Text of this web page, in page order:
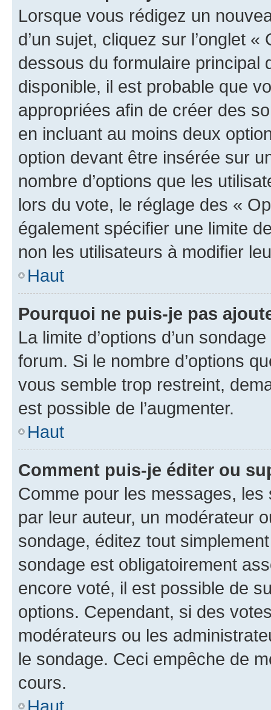
Lorsque vous rédigez un
d’un sujet, cliquez sur l’onglet
dessous du formulaire principal
disponible, il est probable que
appropriées afin de créer des
en incluant au moins deux
option devant être insérée sur
nombre d’options que les
lors du vote, le réglage des «
également spécifier une limite
non les utilisateurs à modifier
Haut
Pourquoi ne puis-je pas
La limite d’options d’un
forum. Si le nombre d’options
vous semble trop restreint,
est possible de l’augmenter.
Haut
Comment puis-je éditer ou
Comme pour les messages,
par leur auteur, un modérateur
sondage, éditez tout
sondage est obligatoirement
encore voté, il est possible de
options. Cependant, si des
modérateurs ou les
le sondage. Ceci empêche de
cours.
Haut